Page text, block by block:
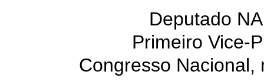
Deputado
Primeiro Vice-
Congresso Nacional,